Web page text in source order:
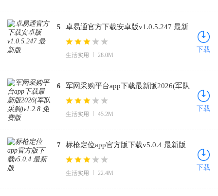
5
卓易通官方下载安卓版v1.0.5.247 最新
版
生活实用 28.0M
下载
6
军网采购平台app下载最新版2026(军队
采购)v1.2.8 免费版
生活实用 45.2M
下载
7 标枪定位app官方版下载v5.0.4 最新版
生活实用 22.4M
下载